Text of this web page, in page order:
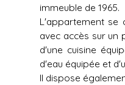
immeuble de 1965.
L'appartement se
avec accès sur un
d'une cuisine
d'eau équipée et
Il dispose